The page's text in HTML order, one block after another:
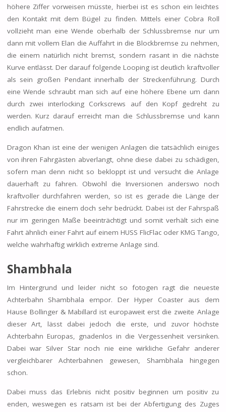
höhere Ziffer vorweisen müsste, hierbei ist es schon ein leichtes
den Kontakt mit dem Bügel zu finden. Mittels einer Cobra Roll
vollzieht man eine Wende oberhalb der Schlussbremse nur um
dann mit vollem Elan die Auffahrt in die Blockbremse zu nehmen,
die einem natürlich nicht bremst, sondern rasant in die nächste
Kurve entlässt. Der darauf folgende Looping ist deutlich kraftvoller
als sein großen Pendant innerhalb der Streckenführung. Durch
eine Wende schraubt man sich auf eine höhere Ebene um dann
durch zwei interlocking Corkscrews auf den Kopf gedreht zu
werden. Kurz darauf erreicht man die Schlussbremse und kann
endlich aufatmen.
Dragon Khan ist eine der wenigen Anlagen die tatsächlich einiges
von ihren Fahrgästen abverlangt, ohne diese dabei zu schädigen,
sofern man denn nicht so bekloppt ist und versucht die Anlage
dauerhaft zu fahren. Obwohl die Inversionen anderswo noch
kraftvoller durchfahren werden, so ist es gerade die Länge der
Fahrstrecke die einem doch sehr bedrückt. Dabei ist der Fahrspaß
nur im geringen Maße beeinträchtigt und somit verhält sich eine
Fahrt ähnlich einer Fahrt auf einem HUSS FlicFlac oder KMG Tango,
welche wahrhaftig wirklich extreme Anlage sind.
Shambhala
Im Hintergrund und leider nicht so fotogen ragt die neueste
Achterbahn Shambhala empor. Der Hyper Coaster aus dem
Hause Bollinger & Mabillard ist europaweit erst die zweite Anlage
dieser Art, lässt dabei jedoch die erste, und zuvor höchste
Achterbahn Europas, gnadenlos in die Vergessenheit versinken.
Dabei war Silver Star noch nie eine wirkliche Gefahr anderer
vergleichbarer Achterbahnen gewesen, Shambhala hingegen
schon.
Dabei muss das Erlebnis nicht positiv beginnen um positiv zu
enden, weswegen es ratsam ist bei der Abfertigung des Zuges